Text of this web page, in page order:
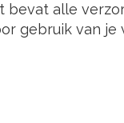
bevat alle
gebruik van je